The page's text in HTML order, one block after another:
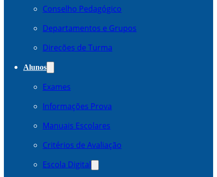
Conselho Pedagógico
Departamentos e Grupos
Direcões de Turma
Alunos
Exames
Informações Prova
Manuais Escolares
Critérios de Avaliação
Escola Digital